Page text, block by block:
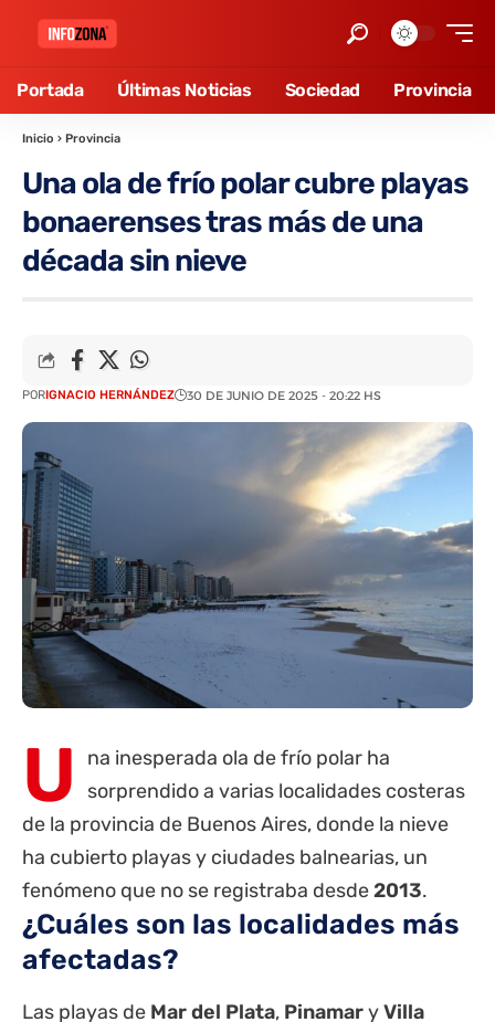
Portada Últimas Noticias Sociedad Provincia
Inicio › Provincia
Una ola de frío polar cubre playas
bonaerenses tras más de una
década sin nieve
PORIGNACIO HERNÁNDEZ 30 DE JUNIO DE 2025 - 20:22 HS
U
na inesperada ola de frío polar ha
sorprendido a varias localidades costeras
de la provincia de Buenos Aires, donde la nieve
ha cubierto playas y ciudades balnearias, un
fenómeno que no se registraba desde2013.
¿Cuáles son las localidades más
afectadas?
Las playas de Mar del Plata, PinamaryVilla